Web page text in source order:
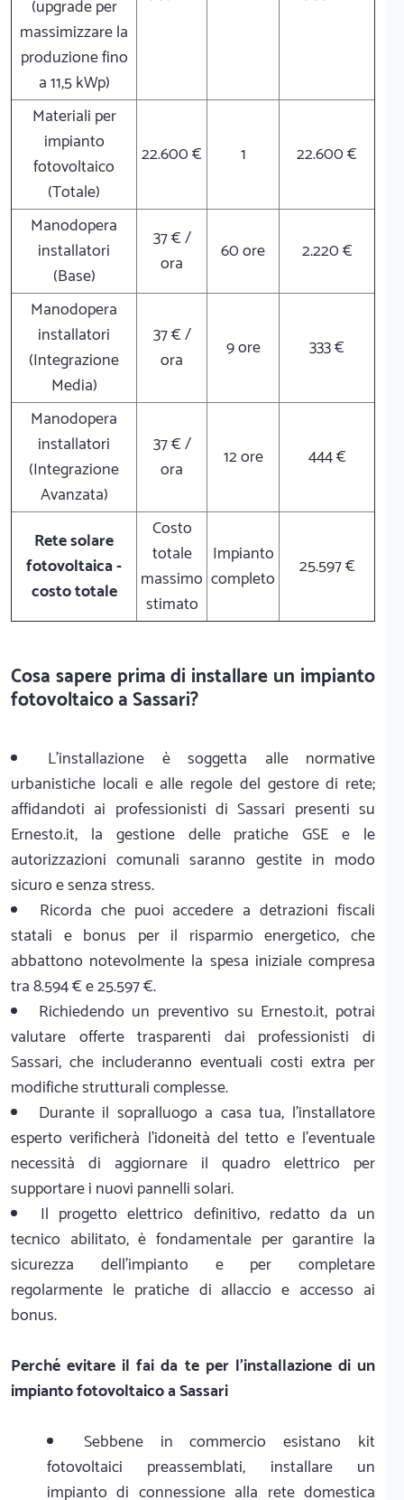
(upgrade per
massimizzare la
produzione fino
a 11,5 kWp)
Materiali per
impianto
fotovoltaico
(Totale)
22.600 € 1 22.600 €
Manodopera
installatori
(Base)
37 € /
ora
60 ore 2.220 €
Manodopera
installatori
(Integrazione
Media)
37 € /
ora
9 ore 333 €
Manodopera
installatori
(Integrazione
Avanzata)
37 € /
ora
12 ore 444 €
Rete solare
fotovoltaica -
costo totale
Costo
totale
massimo
stimato
Impianto
completo
25.597 €
Cosa sapere prima di installare un impianto
fotovoltaico a Sassari?
L'installazione è soggetta alle normative
urbanistiche locali e alle regole del gestore di rete;
affidandoti ai professionisti di Sassari presenti su
Ernesto.it, la gestione delle pratiche GSE e le
autorizzazioni comunali saranno gestite in modo
sicuro e senza stress.
Ricorda che puoi accedere a detrazioni fiscali
statali e bonus per il risparmio energetico, che
abbattono notevolmente la spesa iniziale compresa
tra 8.594 € e 25.597 €.
Richiedendo un preventivo su Ernesto.it, potrai
valutare offerte trasparenti dai professionisti di
Sassari, che includeranno eventuali costi extra per
modifiche strutturali complesse.
Durante il sopralluogo a casa tua, l'installatore
esperto verificherà l'idoneità del tetto e l'eventuale
necessità di aggiornare il quadro elettrico per
supportare i nuovi pannelli solari.
Il progetto elettrico definitivo, redatto da un
tecnico abilitato, è fondamentale per garantire la
sicurezza dell'impianto e per completare
regolarmente le pratiche di allaccio e accesso ai
bonus.
Perché evitare il fai da te per l'installazione di un
impianto fotovoltaico a Sassari
Sebbene in commercio esistano kit
fotovoltaici preassemblati, installare un
impianto di connessione alla rete domestica